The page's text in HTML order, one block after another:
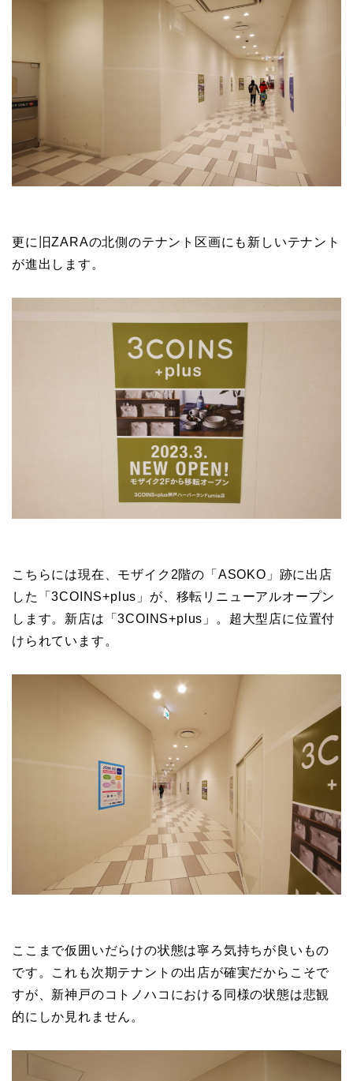
更に旧ZARAの北側のテナント区画にも新しいテナント
が進出します。
こちらには現在、モザイク2階の「ASOKO」跡に出店
した「3COINS+plus」が、移転リニューアルオープン
します。新店は「3COINS+plus」。超大型店に位置付
けられています。
ここまで仮囲いだらけの状態は寧ろ気持ちが良いもの
です。これも次期テナントの出店が確実だからこそで
すが、新神戸のコトノハコにおける同様の状態は悲観
的にしか見れません。